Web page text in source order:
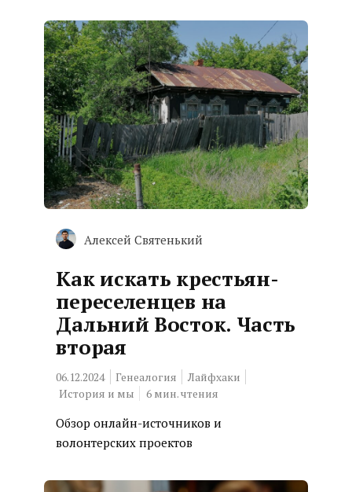
Алексей Святенький
Как искать крестьян-
переселенцев на
Дальний Восток. Часть
вторая
06.12.2024 Генеалогия
Лайфхаки
История и мы
6 мин. чтения
Обзор онлайн-источников и
волонтерских проектов